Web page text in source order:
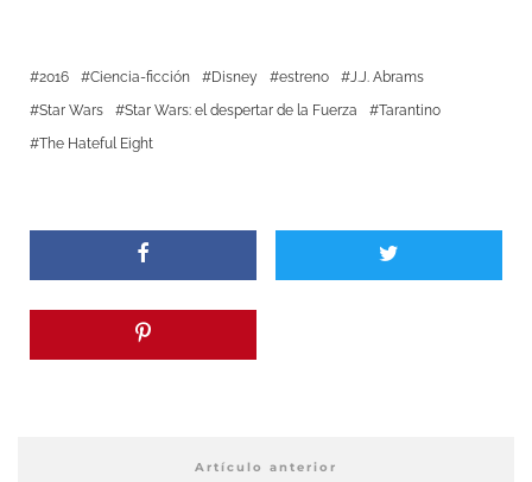
2016 Ciencia-ficción Disney estreno
J.J. Abrams
Star Wars
Star Wars: el despertar de la Fuerza
Tarantino
The Hateful Eight
Artículo anterior